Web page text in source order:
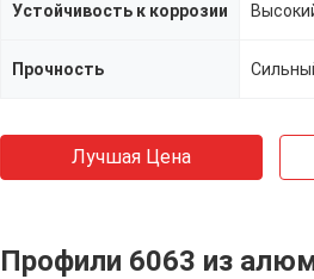
Устойчивость к коррозии
Прочность
Лучшая Цена
Профили 6063 из